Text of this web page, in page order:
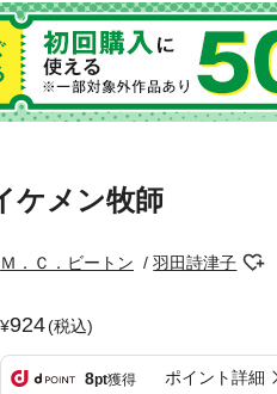
ケメン牧師
Ｍ．Ｃ．ビートン 羽田詩津子
924(税込)
8pt獲得 ポイント詳細